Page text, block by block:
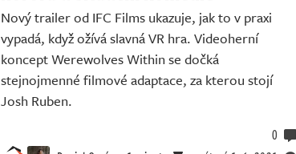
Nový trailer od IFC Films ukazuje, jak to v praxi
vypadá, když ožívá slavná VR hra. Videoherní
koncept Werewolves Within se dočká
stejnojmenné filmové adaptace, za kterou stojí
Josh Ruben.
0